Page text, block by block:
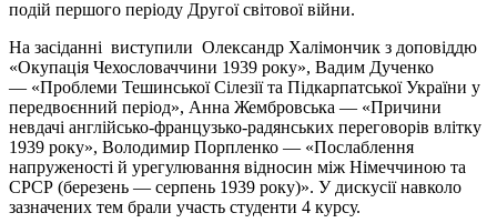
подій першого періоду Другої світової війни.
На засіданні виступили Олександр Халімончик з доповіддю
«Окупація Чехословаччини 1939 року», Вадим Дученко
— «Проблеми Тешинської Сілезії та Підкарпатської України у
передвоєнний період», Анна Жембровська — «Причини
невдачі англійсько-французько-радянських переговорів влітку
1939 року», Володимир Порпленко — «Послаблення
напруженості й урегулювання відносин між Німеччиною та
СРСР (березень — серпень 1939 року)». У дискусії навколо
зазначених тем брали участь студенти 4 курсу.